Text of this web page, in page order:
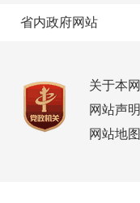
省内政府网站
关于本网
网站声明
网站地图